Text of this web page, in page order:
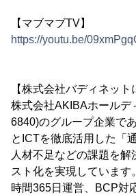
【マブマブTV】
https://youtu.be/
【株式会社バディネット
株式会社AKIBAホールデ
6840)のグループ企業で
とICTを徹底活用した「
人材不足などの課題を
スト化を実現していま
時間365日運営、BCP対